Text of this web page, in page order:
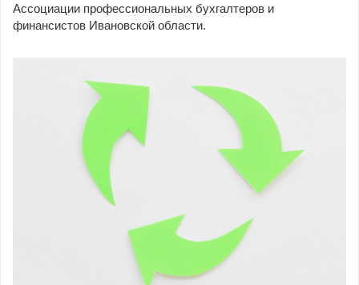
Ассоциации профессиональных бухгалтеров и
финансистов Ивановской области.